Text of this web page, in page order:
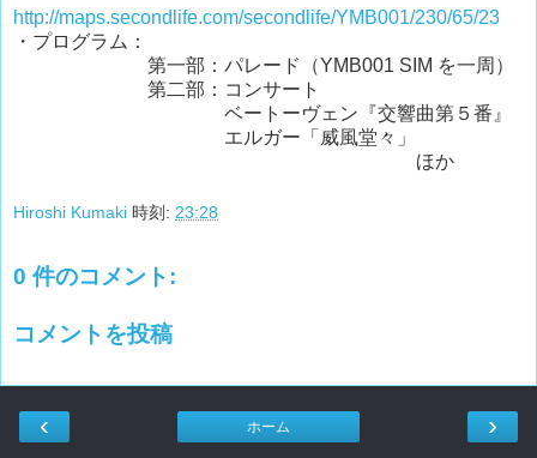
http://maps.secondlife.com/secondlife/YMB001/230/65/23
・プログラム：
第一部：パレード（YMB001 SIM を一周）
第二部：コンサート
ベートーヴェン『交響曲第５番』
エルガー「威風堂々」
ほか
Hiroshi Kumaki 時刻: 23:28
0 件のコメント:
コメントを投稿
‹ ›
ホーム